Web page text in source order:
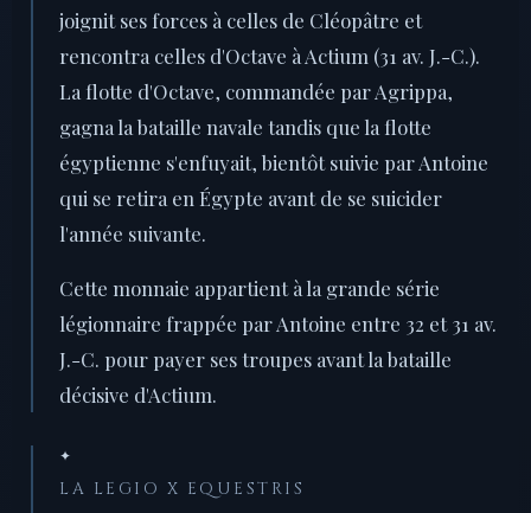
joignit ses forces à celles de Cléopâtre et
rencontra celles d'Octave à Actium (31 av. J.-C.).
La flotte d'Octave, commandée par Agrippa,
gagna la bataille navale tandis que la flotte
égyptienne s'enfuyait, bientôt suivie par Antoine
qui se retira en Égypte avant de se suicider
l'année suivante.
Cette monnaie appartient à la grande série
légionnaire frappée par Antoine entre 32 et 31 av.
J.-C. pour payer ses troupes avant la bataille
décisive d'Actium.
✦
LA LEGIO X EQUESTRIS